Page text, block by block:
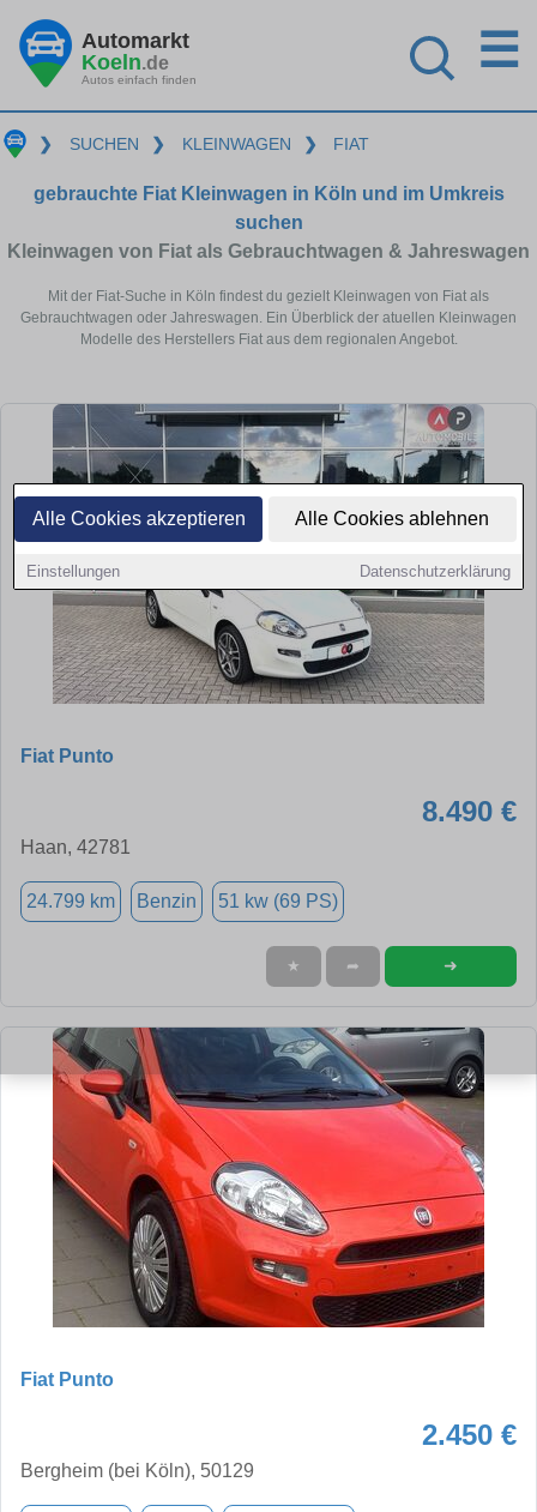
Alle Cookies akzeptieren Alle Cookies ablehnen
Einstellungen Datenschutzerklärung
Automarkt
Koeln.de
Autos einfach finden
☰
❯ SUCHEN ❯ KLEINWAGEN ❯ FIAT
gebrauchte Fiat Kleinwagen in Köln und im Umkreis
suchen
Kleinwagen von Fiat als Gebrauchtwagen & Jahreswagen
Mit der Fiat-Suche in Köln findest du gezielt Kleinwagen von Fiat als
Gebrauchtwagen oder Jahreswagen. Ein Überblick der atuellen Kleinwagen
Modelle des Herstellers Fiat aus dem regionalen Angebot.
Fiat Punto
8.490 €
Haan, 42781
24.799 km Benzin 51 kw (69 PS)
★ ➦ ➜
Fiat Punto
2.450 €
Bergheim (bei Köln), 50129